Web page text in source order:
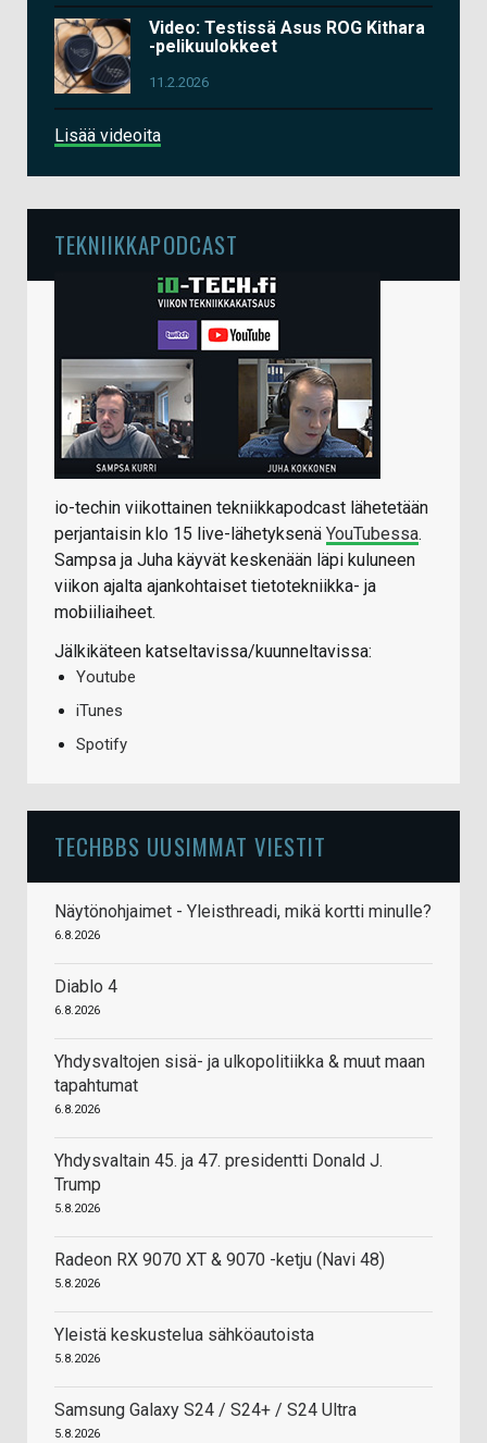
Video: Testissä Asus ROG Kithara
-pelikuulokkeet
11.2.2026
Lisää videoita
TEKNIIKKAPODCAST
io-techin viikottainen tekniikkapodcast lähetetään
perjantaisin klo 15 live-lähetyksenä YouTubessa.
Sampsa ja Juha käyvät keskenään läpi kuluneen
viikon ajalta ajankohtaiset tietotekniikka- ja
mobiiliaiheet.
Jälkikäteen katseltavissa/kuunneltavissa:
Youtube
iTunes
Spotify
TECHBBS UUSIMMAT VIESTIT
Näytönohjaimet - Yleisthreadi, mikä kortti minulle?
6.8.2026
Diablo 4
6.8.2026
Yhdysvaltojen sisä- ja ulkopolitiikka & muut maan
tapahtumat
6.8.2026
Yhdysvaltain 45. ja 47. presidentti Donald J.
Trump
5.8.2026
Radeon RX 9070 XT & 9070 -ketju (Navi 48)
5.8.2026
Yleistä keskustelua sähköautoista
5.8.2026
Samsung Galaxy S24 / S24+ / S24 Ultra
5.8.2026